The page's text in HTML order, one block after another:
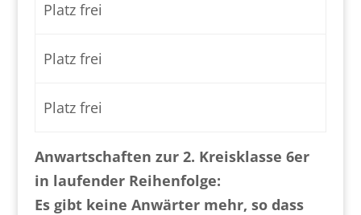
Platz frei
Platz frei
Platz frei
Anwartschaften zur 2. Kreisklasse 6er
in laufender Reihenfolge:
Es gibt keine Anwärter mehr, so dass